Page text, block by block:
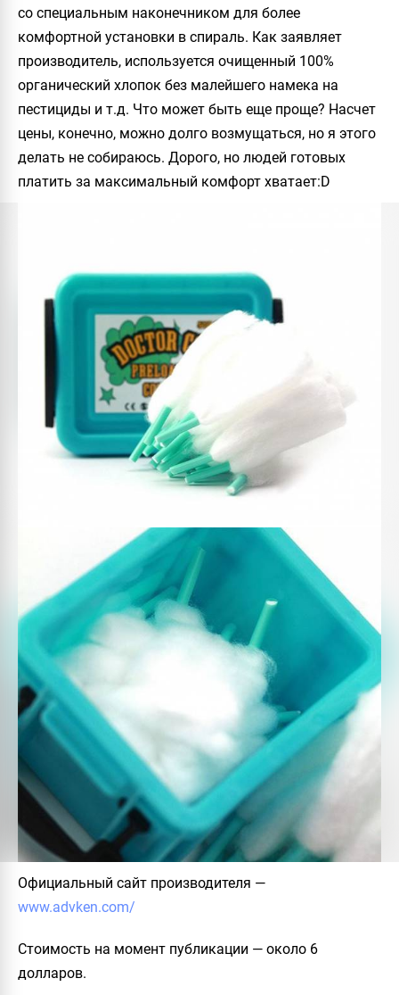
со специальным наконечником для более
комфортной установки в спираль. Как заявляет
производитель, используется очищенный 100%
органический хлопок без малейшего намека на
пестициды и т.д. Что может быть еще проще? Насчет
цены, конечно, можно долго возмущаться, но я этого
делать не собираюсь. Дорого, но людей готовых
платить за максимальный комфорт хватает:D
Официальный сайт производителя —
www.advken.com/
Стоимость на момент публикации — около 6
долларов.